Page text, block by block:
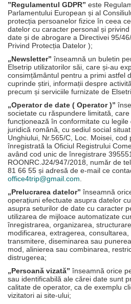
”Regulamentul GDPR” este
Parlamentului European și al
protecția persoanelor fizice în ceea
datelor cu caracter personal și
date și de abrogare a Directivei 95/
Privind Protecția Datelor );
„Newsletter” înseamnă un buletin
Elsetrip utilizatorilor săi, care și-au
consimțământul pentru a primi astfel
cuprinde știri, informații despre
precum și serviciile furnizate de
„Operator de date ( Operator )”
societate cu răspundere limitată,
funcționează în conformitate cu
juridică română, cu sediul social
Unghiului, Nr.565/C, Loc. Moisei, cod
înregistrată la Oficiul Registrului
având cod unic de înregistrare
ROONRC.J24/947/2018, număr de
81 66 55 și adresă de e-mail ce
office4trip@gmail.com
„Prelucrarea datelor” înseamnă
operațiuni efectuate asupra datelor
asupra seturilor de date cu caracter
utilizarea de mijloace automatizate
înregistrarea, organizarea,
modificarea, extragerea,
transmitere, diseminarea sau
mod, alinierea sau combinarea,
distrugerea;
„Persoană vizată” înseamnă orice
sau identificabilă ale cărei date sunt
calitate de operator, ca de exemplu
vizitatori ai site-ului;